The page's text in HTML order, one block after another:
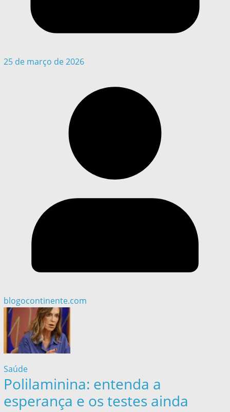
25 de março de 2026
blogocontinente.com
Saúde
Polilaminina: entenda a
esperança e os testes ainda